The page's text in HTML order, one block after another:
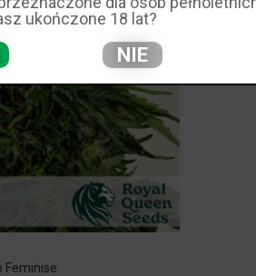
Feminise
ukończone 18 lat?
NIE